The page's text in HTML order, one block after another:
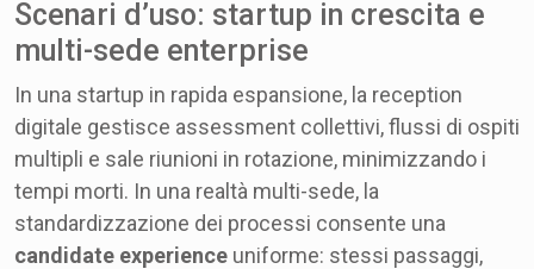
Scenari d’uso: startup in crescita e
multi-sede enterprise
In una startup in rapida espansione, la reception
digitale gestisce assessment collettivi, flussi di ospiti
multipli e sale riunioni in rotazione, minimizzando i
tempi morti. In una realtà multi-sede, la
standardizzazione dei processi consente una
candidate experience uniforme: stessi passaggi,